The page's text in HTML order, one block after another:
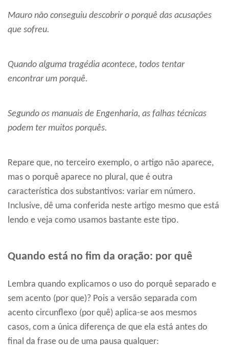
Mauro não conseguiu descobrir o porquê das acusações
que sofreu.
Quando alguma tragédia acontece, todos tentar
encontrar um porquê.
Segundo os manuais de Engenharia, as falhas técnicas
podem ter muitos porquês.
Repare que, no terceiro exemplo, o artigo não aparece,
mas o porquê aparece no plural, que é outra
característica dos substantivos: variar em número.
Inclusive, dê uma conferida neste artigo mesmo que está
lendo e veja como usamos bastante este tipo.
Quando está no fim da oração: por quê
Lembra quando explicamos o uso do porquê separado e
sem acento (por que)? Pois a versão separada com
acento circunflexo (por quê) aplica-se aos mesmos
casos, com a única diferença de que ela está antes do
final da frase ou de uma pausa qualquer: